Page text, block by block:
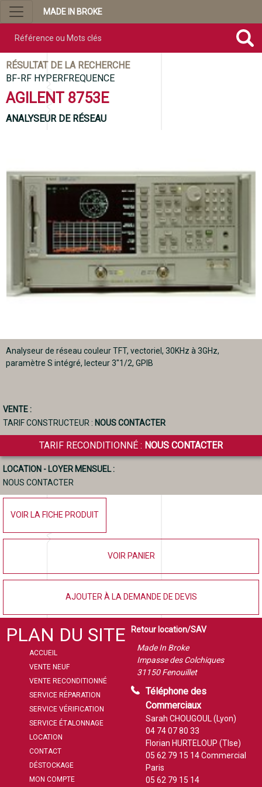
MADE IN BROKE
RÉSULTAT DE LA RECHERCHE
BF-RF HYPERFREQUENCE
AGILENT 8753E
ANALYSEUR DE RÉSEAU
Analyseur de réseau couleur TFT, vectoriel, 30KHz à 3GHz,
paramètre S intégré, lecteur 3"1/2, GPIB
VENTE :
TARIF CONSTRUCTEUR : NOUS CONTACTER
TARIF RECONDITIONNÉ : NOUS CONTACTER
LOCATION - LOYER MENSUEL :
NOUS CONTACTER
VOIR LA FICHE PRODUIT
VOIR PANIER
AJOUTER À LA DEMANDE DE DEVIS
PLAN DU SITE
ACCUEIL
VENTE NEUF
VENTE RECONDITIONNÉ
SERVICE RÉPARATION
SERVICE VÉRIFICATION
SERVICE ÉTALONNAGE
LOCATION
CONTACT
DÉSTOCKAGE
MON COMPTE
Retour location/SAV
Made In Broke
Impasse des Colchiques
31150 Fenouillet
Téléphone des
Commerciaux
Sarah CHOUGOUL (Lyon)
04 74 07 80 33
Florian HURTELOUP (Tlse)
05 62 79 15 14Commercial
Paris
05 62 79 15 14